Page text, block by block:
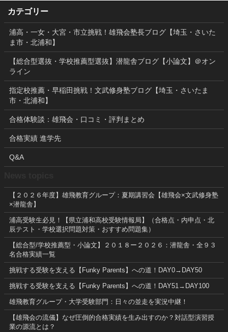
カテゴリー
浦高・一女・大宮・市立挑戦！雄飛会塾長ブログ【埼玉・さいた
ま市・北浦和】
【総合型選抜・学校推薦型選抜】潜龍舎ブログ【小論文】＠オン
ライン
指定校推薦・早稲田挑戦！文武修身塾ブログ【埼玉・さいたま
市・北浦和】
合格体験談：雄飛会・口コミ・評判まとめ
合格実績 進学先
Q&A
【２０２６年度】雄飛教育グループ：夏期講習会【雄飛会×文武修身塾
×潜龍舎】
浦高受験生必見！【県立浦和高校受験情報局】（合格点・内申点・北
辰テスト・学校選択問題対策・おすすめ問題集）
【総合型/学校推薦型・小論文】２０１８ー２０２６：潜龍舎・全９３
名合格実績一覧
挑戦する受験を支える【Funky Parents】への道！DAY0→DAY50
挑戦する受験を支える【Funky Parents】への道！DAY51→DAY100
雄飛教育グループ・大学受験部門：日々の並走を実況中継！
【雄飛会の流儀】なぜ圧倒的合格実績を生み出すのか？対話型演習授
業の源流とは？